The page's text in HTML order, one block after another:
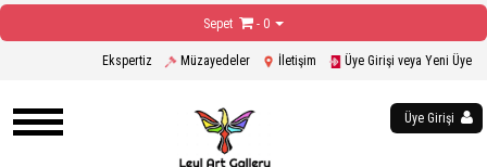
Sepet - 0
Ekspertiz Müzayedeler İletişim Üye Girişi veya Yeni Üye
Üye Girişi